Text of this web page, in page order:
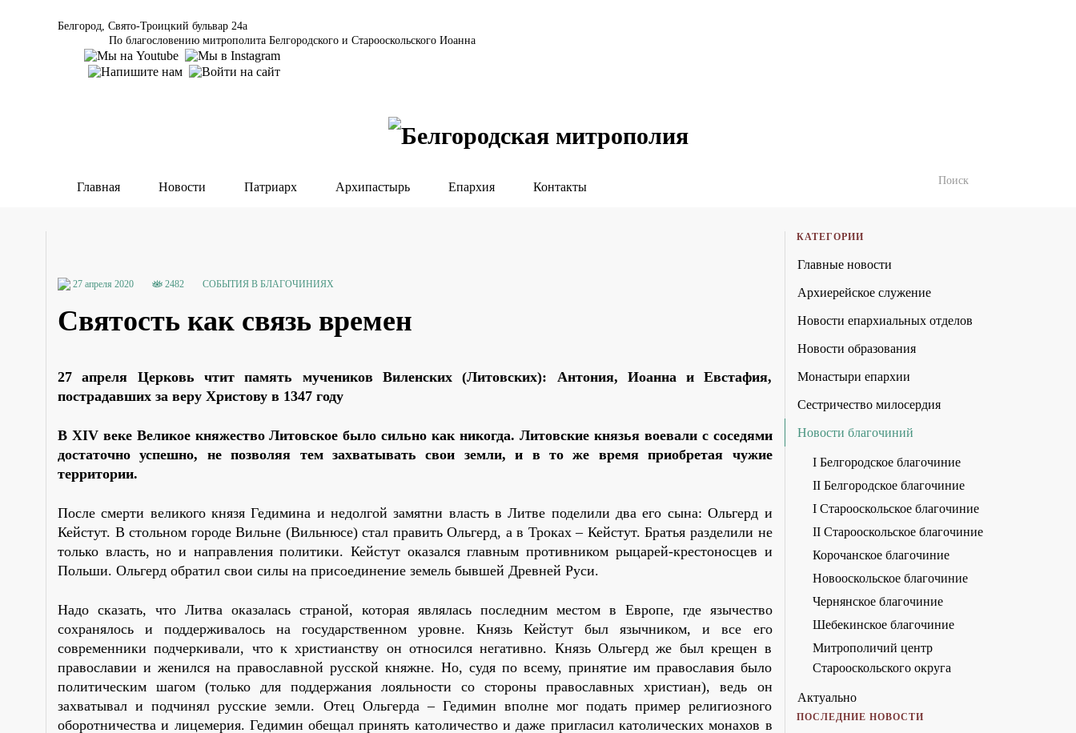
Белгород, Свято-Троицкий бульвар 24а
По благословению митрополита Белгородского и Старооскольского Иоанна
Главная Новости Патриарх Архипастырь Епархия Контакты
27 апреля 2020 2482 СОБЫТИЯ В БЛАГОЧИНИЯХ
Святость как связь времен
27 апреля Церковь чтит память мучеников Виленских (Литовских): Антония, Иоанна и Евстафия,
пострадавших за веру Христову в 1347 году
В XIV веке Великое княжество Литовское было сильно как никогда. Литовские князья воевали с соседями
достаточно успешно, не позволяя тем захватывать свои земли, и в то же время приобретая чужие
территории.
После смерти великого князя Гедимина и недолгой замятни власть в Литве поделили два его сына: Ольгерд и
Кейстут. В стольном городе Вильне (Вильнюсе) стал править Ольгерд, а в Троках – Кейстут. Братья разделили не
только власть, но и направления политики. Кейстут оказался главным противником рыцарей-крестоносцев и
Польши. Ольгерд обратил свои силы на присоединение земель бывшей Древней Руси.
Надо сказать, что Литва оказалась страной, которая являлась последним местом в Европе, где язычество
сохранялось и поддерживалось на государственном уровне. Князь Кейстут был язычником, и все его
современники подчеркивали, что к христианству он относился негативно. Князь Ольгерд же был крещен в
православии и женился на православной русской княжне. Но, судя по всему, принятие им православия было
политическим шагом (только для поддержания лояльности со стороны православных христиан), ведь он
захватывал и подчинял русские земли. Отец Ольгерда – Гедимин вполне мог подать пример религиозного
оборотничества и лицемерия. Гедимин обещал принять католичество и даже пригласил католических монахов в
КАТЕГОРИИ
Главные новости
Архиерейское служение
Новости епархиальных отделов
Новости образования
Монастыри епархии
Сестричество милосердия
Новости благочиний
I Белгородское благочиние
II Белгородское благочиние
I Старооскольское благочиние
II Старооскольское благочиние
Корочанское благочиние
Новооскольское благочиние
Чернянское благочиние
Шебекинское благочиние
Митрополичий центр
Старооскольского округа
Актуально
ПОСЛЕДНИЕ НОВОСТИ